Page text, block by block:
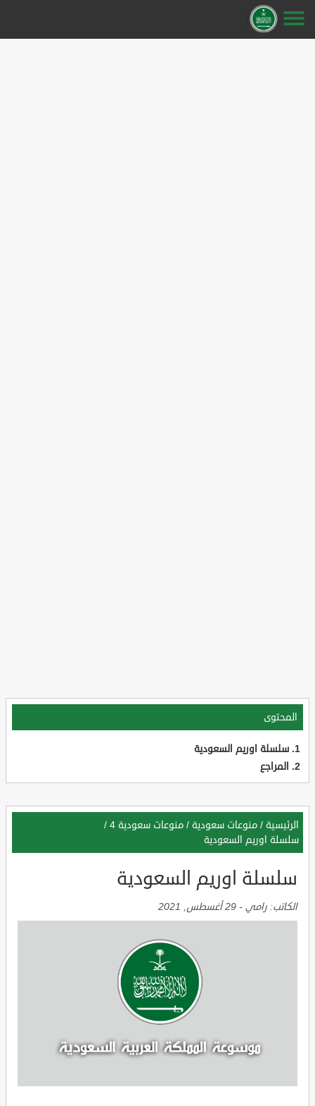
المحتوى
سلسلة اوريم السعودية
المراجع
الرئيسية / منوعات سعودية / منوعات سعودية 4
/
سلسلة اوريم السعودية
سلسلة اوريم السعودية
الكاتب: رامي - 29 أغسطس, 2021